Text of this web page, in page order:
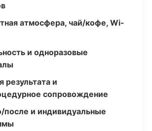
атмосфера, чай/кофе, Wi-
и одноразовые
результата и
сопровождение
после и индивидуальные